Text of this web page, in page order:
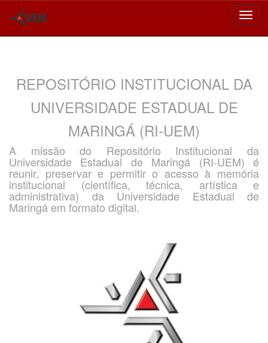
REPOSITÓRIO INSTITUCIONAL DA
UNIVERSIDADE ESTADUAL DE
MARINGÁ (RI-UEM)
A missão do Repositório Institucional da
Universidade Estadual de Maringá (RI-UEM) é
reunir, preservar e permitir o acesso à memória
institucional (científica, técnica, artística e
administrativa) da Universidade Estadual de
Maringá em formato digital.